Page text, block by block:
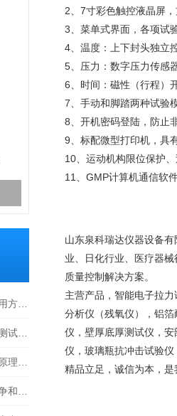
2、7寸彩色触控液晶屏
3、菜单式界面，各项试
4、温度：上下封头独立
5、压力：数字压力传感
6、时间：磁性（行程）
7、手动和脚踏两种试验
8、开机密码登陆，防止
9、标配微型打印机，具
10、运动机构限位保护
11、GMP计算机通信软
山东泉科瑞达仪器设备
业、日化行业、医疗器
质量控制解决方案。
主营产品，智能电子拉
分析仪（残氧仪），铝
仪，壁厚底厚测试仪，
仪，玻璃瓶抗冲击试验
精品立足，诚信为本，